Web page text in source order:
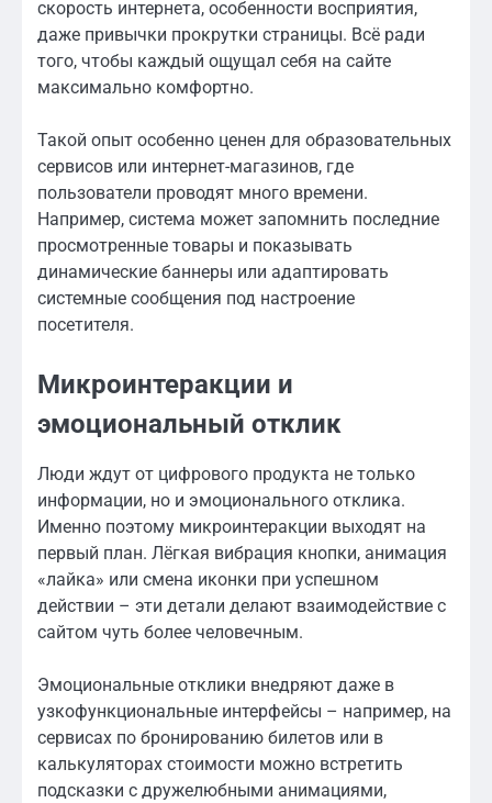
скорость интернета, особенности восприятия,
даже привычки прокрутки страницы. Всё ради
того, чтобы каждый ощущал себя на сайте
максимально комфортно.
Такой опыт особенно ценен для образовательных
сервисов или интернет-магазинов, где
пользователи проводят много времени.
Например, система может запомнить последние
просмотренные товары и показывать
динамические баннеры или адаптировать
системные сообщения под настроение
посетителя.
Микроинтеракции и
эмоциональный отклик
Люди ждут от цифрового продукта не только
информации, но и эмоционального отклика.
Именно поэтому микроинтеракции выходят на
первый план. Лёгкая вибрация кнопки, анимация
«лайка» или смена иконки при успешном
действии – эти детали делают взаимодействие с
сайтом чуть более человечным.
Эмоциональные отклики внедряют даже в
узкофункциональные интерфейсы – например, на
сервисах по бронированию билетов или в
калькуляторах стоимости можно встретить
подсказки с дружелюбными анимациями,